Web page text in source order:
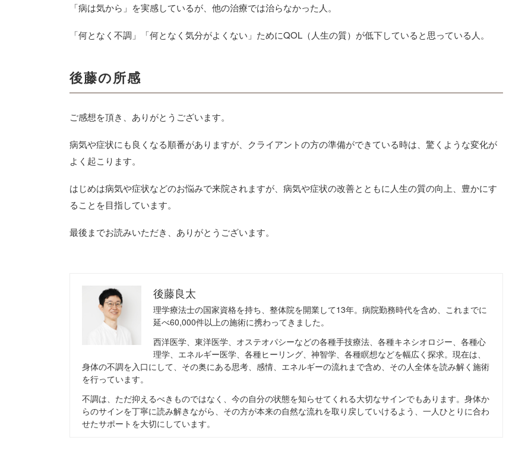
「病は気から」を実感しているが、他の治療では治らなかった人。
「何となく不調」「何となく気分がよくない」ためにQOL（人生の質）が低下していると思っている人。
後藤の所感
ご感想を頂き、ありがとうございます。
病気や症状にも良くなる順番がありますが、クライアントの方の準備ができている時は、驚くような変化が
よく起こります。
はじめは病気や症状などのお悩みで来院されますが、病気や症状の改善とともに人生の質の向上、豊かにす
ることを目指しています。
最後までお読みいただき、ありがとうございます。
後藤良太
理学療法士の国家資格を持ち、整体院を開業して13年。病院勤務時代を含め、これまでに
延べ60,000件以上の施術に携わってきました。
西洋医学、東洋医学、オステオパシーなどの各種手技療法、各種キネシオロジー、各種心
理学、エネルギー医学、各種ヒーリング、神智学、各種瞑想などを幅広く探求。現在は、
身体の不調を入口にして、その奥にある思考、感情、エネルギーの流れまで含め、その人全体を読み解く施術
を行っています。
不調は、ただ抑えるべきものではなく、今の自分の状態を知らせてくれる大切なサインでもあります。身体か
らのサインを丁寧に読み解きながら、その方が本来の自然な流れを取り戻していけるよう、一人ひとりに合わ
せたサポートを大切にしています。